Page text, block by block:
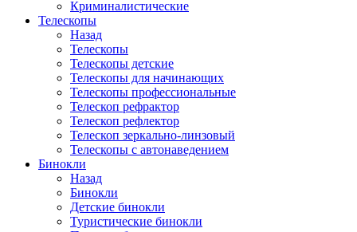
Криминалистические
Телескопы
Назад
Телескопы
Телескопы детские
Телескопы для начинающих
Телескопы профессиональные
Телескоп рефрактор
Телескоп рефлектор
Телескоп зеркально-линзовый
Телескопы с автонаведением
Бинокли
Назад
Бинокли
Детские бинокли
Туристические бинокли